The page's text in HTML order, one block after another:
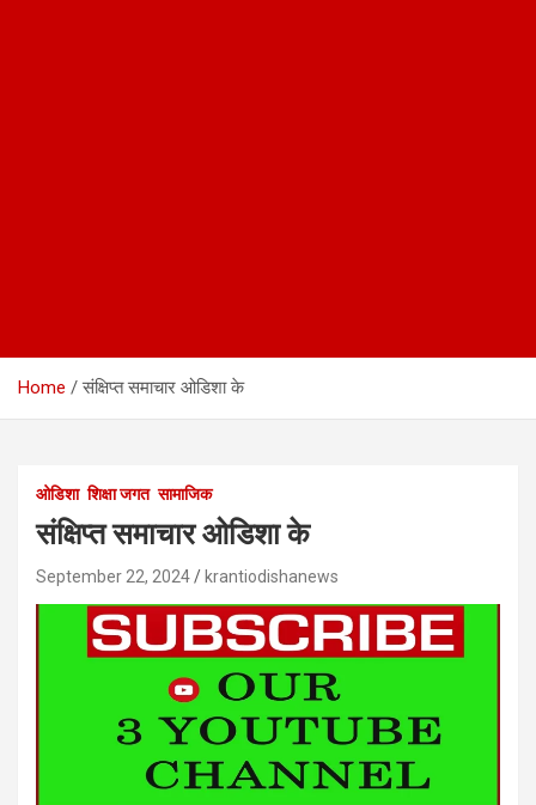
Home संक्षिप्त समाचार ओडिशा के
ओडिशा शिक्षा जगत सामाजिक
संक्षिप्त समाचार ओडिशा के
September 22, 2024 krantiodishanews